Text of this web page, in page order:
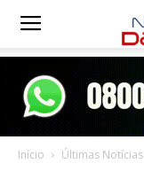
Notícias
Início Últimas Notícias